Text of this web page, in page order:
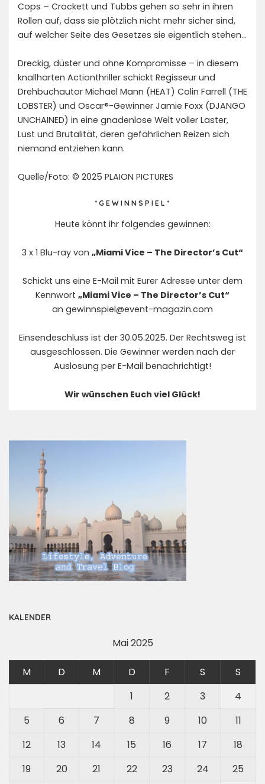
Cops – Crockett und Tubbs gehen so sehr in ihren
Rollen auf, dass sie plötzlich nicht mehr sicher sind,
auf welcher Seite des Gesetzes sie eigentlich stehen…
Dreckig, düster und ohne Kompromisse – in diesem
knallharten Actionthriller schickt Regisseur und
Drehbuchautor Michael Mann (HEAT) Colin Farrell (THE
LOBSTER) und Oscar®-Gewinner Jamie Foxx (DJANGO
UNCHAINED) in eine gnadenlose Welt voller Laster,
Lust und Brutalität, deren gefährlichen Reizen sich
niemand entziehen kann.
Quelle/Foto: © 2025 PLAION PICTURES
* G E W I N N S P I E L *
Heute könnt ihr folgendes gewinnen:
3 x 1 Blu-ray von „Miami Vice – The Director’s Cut“
Schickt uns eine E-Mail mit Eurer Adresse unter dem
Kennwort „Miami Vice – The Director’s Cut“
an gewinnspiel@event-magazin.com
Einsendeschluss ist der 30.05.2025. Der Rechtsweg ist
ausgeschlossen. Die Gewinner werden nach der
Auslosung per E-Mail benachrichtigt!
Wir wünschen Euch viel Glück!
KALENDER
Mai 2025
M D M D F S
S
1
2 3
4
5
6 7 8 9 10
11
12
13 14 15 16 17
18
19
20 21 22 23 24 25